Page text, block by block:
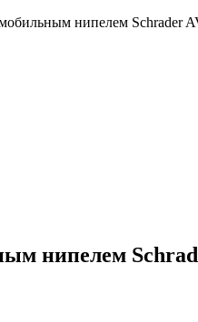
нипелем Schrader
нипелем